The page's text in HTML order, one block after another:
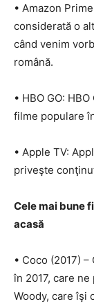
• Amazon
considerată o
când venim
română.
• HBO GO:
filme populare
• Apple TV:
priveşte
Cele mai bune
acasă
• Coco (2017)
în 2017, care
Woody, care îşi